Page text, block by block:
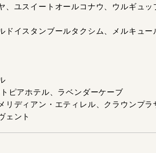
、ユスイートオールコナウ、ウルギュッ
ドイスタンブールタクシム、メルキュー
ピアホテル、ラベンダーケーブ
リディアン・エティレル、クラウンプラ
ェント